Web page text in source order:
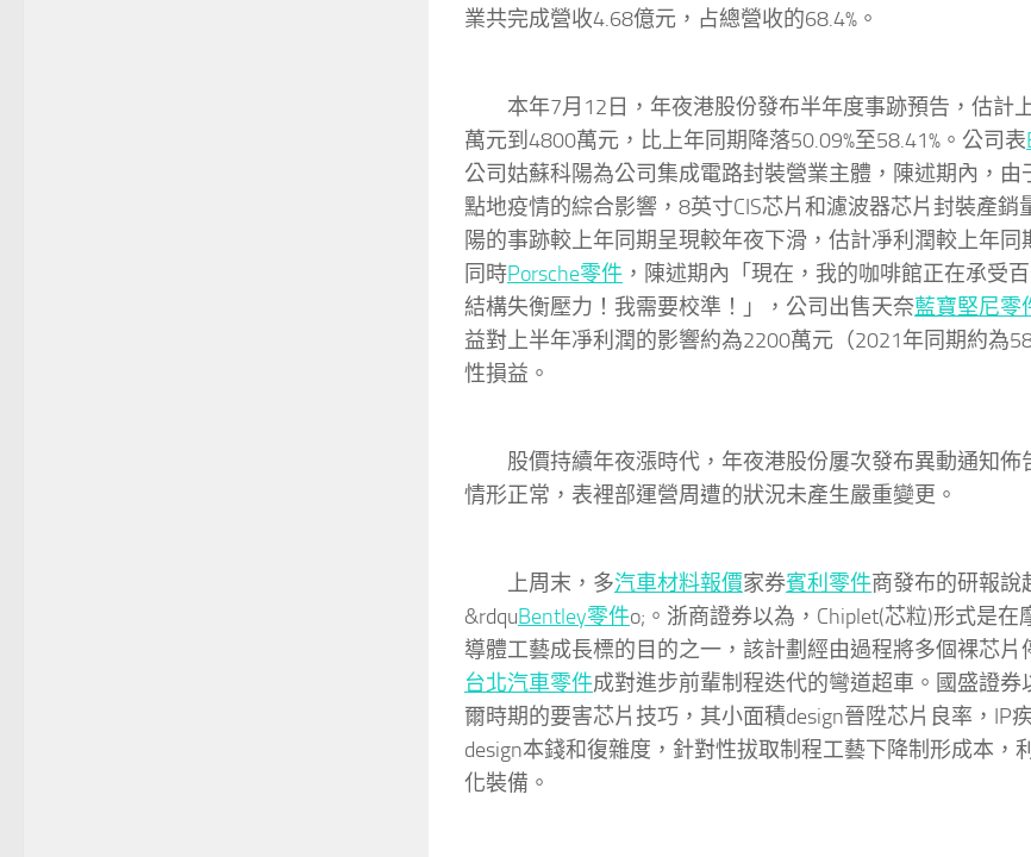
業共完成營收4.68億元，占總營收的68.4%。
本年7月12日，年夜港股份發布半年度事跡預告，估計
萬元到4800萬元，比上年同期降落50.09%至58.41%。公司表
公司姑蘇科陽為公司集成電路封裝營業主體，陳述期內，由
點地疫情的綜合影響，8英寸CIS芯片和濾波器芯片封裝產銷
陽的事跡較上年同期呈現較年夜下滑，估計凈利潤較上年同
同時Porsche零件 ，陳述期內「現在，我的咖啡館正在承受
結構失衡壓力！我需要校準！」，公司出售天奈藍寶堅尼零
益對上半年凈利潤的影響約為2200萬元（2021年同期約為
性損益。
股價持續年夜漲時代，年夜港股份屢次發布異動通知佈
情形正常，表裡部運營周遭的狀況未產生嚴重變更。
上周末，多汽車材料報價家券賓利零件商發布的研報說
&rdquBentley零件o;。浙商證券以為，Chiplet(芯粒)形式是在
導體工藝成長標的目的之一，該計劃經由過程將多個裸芯片
台北汽車零件成對進步前輩制程迭代的彎道超車。國盛證券
爾時期的要害芯片技巧，其小面積design晉陞芯片良率，IP
design本錢和復雜度，針對性拔取制程工藝下降制形成本，
化裝備。